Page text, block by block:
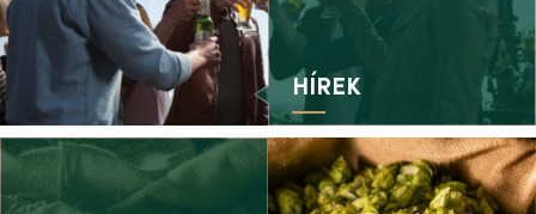
HÍREK